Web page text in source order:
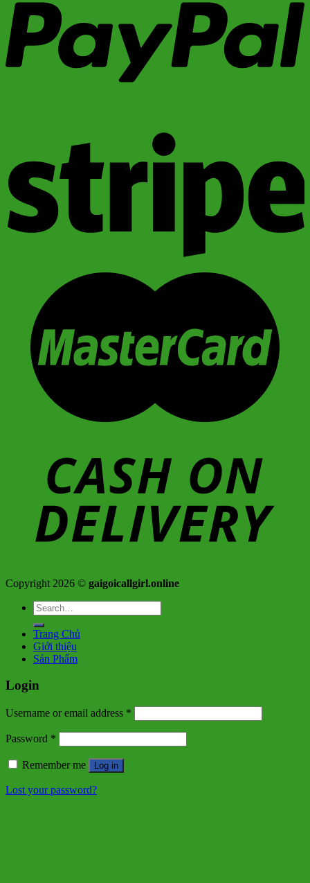
Copyright 2026 © gaigoicallgirl.online
Search
for:
Trang Chủ
Giới thiệu
Sản Phẩm
Login
Username or email address *
Password *
Remember me Log in
Lost your password?